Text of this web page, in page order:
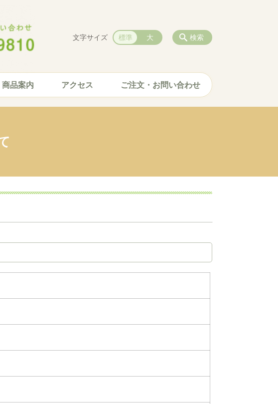
商品案内 アクセス ご注文・お問い合わせ
検索
文字サイズ 標準 大